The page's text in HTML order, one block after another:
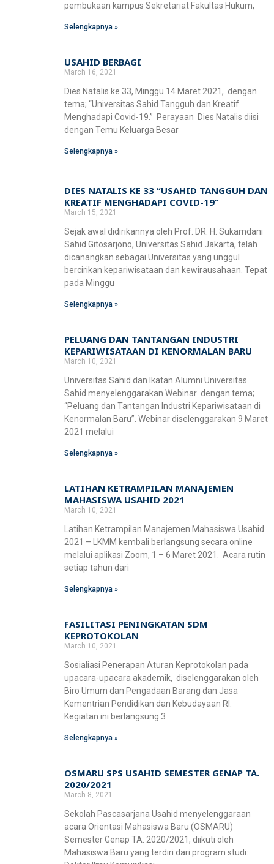
pembukaan kampus Sekretariat Fakultas Hukum,
Selengkapnya »
USAHID BERBAGI
March 16, 2021
Dies Natalis ke 33, Minggu 14 Maret 2021, dengan
tema; “Universitas Sahid Tangguh dan Kreatif
Menghadapi Covid-19.” Perayaan Dies Natalis diisi
dengan Temu Keluarga Besar
Selengkapnya »
DIES NATALIS KE 33 “USAHID TANGGUH DAN
KREATIF MENGHADAPI COVID-19”
March 15, 2021
Sejak awal didirikannya oleh Prof. DR. H. Sukamdani
Sahid Gitosarjono, Universitas Sahid Jakarta, telah
dicanangkan sebagai Universitas yang unggul
bercirikan kepariwisataan dan kewirausahaan. Tepat
pada Minggu
Selengkapnya »
PELUANG DAN TANTANGAN INDUSTRI
KEPARIWISATAAN DI KENORMALAN BARU
March 10, 2021
Universitas Sahid dan Ikatan Alumni Universitas
Sahid menyelenggarakan Webinar dengan tema;
“Peluang dan Tantangan Industri Kepariwisataan di
Kenormalan Baru”. Webinar diselenggarakan 9 Maret
2021 melalui
Selengkapnya »
LATIHAN KETRAMPILAN MANAJEMEN
MAHASISWA USAHID 2021
March 10, 2021
Latihan Ketrampilan Manajemen Mahasiswa Usahid
2021 – LKMM kembali berlangsung secara online
melalui aplikasi Zoom, 1 – 6 Maret 2021. Acara rutin
setiap tahun dari
Selengkapnya »
FASILITASI PENINGKATAN SDM
KEPROTOKOLAN
March 10, 2021
Sosialiasi Penerapan Aturan Keprotokolan pada
upacara-upacara akademik, diselenggarakan oleh
Biro Umum dan Pengadaan Barang dan Jasa
Kementrian Pendidikan dan Kebudayaan RI.
Kegiatan ini berlangsung 3
Selengkapnya »
OSMARU SPS USAHID SEMESTER GENAP TA.
2020/2021
March 8, 2021
Sekolah Pascasarjana Usahid menyelenggaraan
acara Orientasi Mahasiswa Baru (OSMARU)
Semester Genap TA. 2020/2021, diikuti oleh
Mahasiswa Baru yang terdiri dari program studi: